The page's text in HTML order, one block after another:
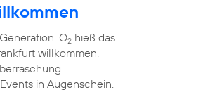
O2 hieß das
willkommen.
in Augenschein.